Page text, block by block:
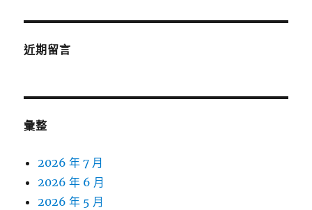
近期留言
彙整
2026 年 7 月
2026 年 6 月
2026 年 5 月